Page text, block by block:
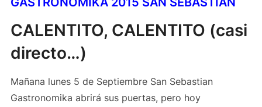
CALENTITO, CALENTITO (casi
directo…)
Mañana lunes 5 de Septiembre San Sebastian
Gastronomika abrirá sus puertas, pero hoy